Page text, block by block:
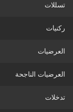
تسللات
ركنيات
العرضيات
العرضيات الناجحة
تدخلات